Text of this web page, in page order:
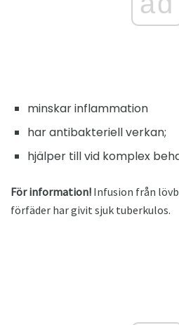
minskar inflammation
har antibakteriell verkan;
hjälper till vid komplex
För information! Infusion från
förfäder har givit sjuk tuberkulos.